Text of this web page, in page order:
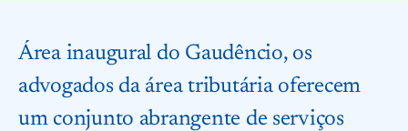
Área inaugural do Gaudêncio, os
advogados da área tributária oferecem
um conjunto abrangente de serviços